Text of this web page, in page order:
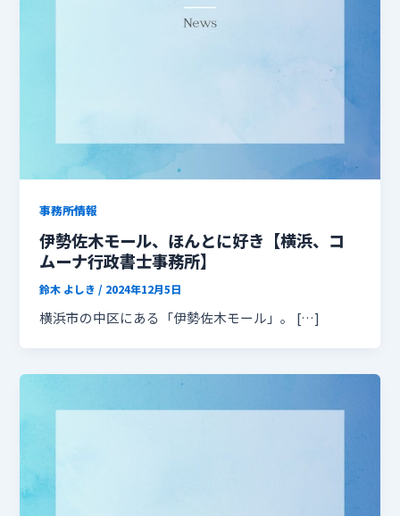
事務所情報
伊勢佐木モール、ほんとに好き【横浜、コ
ムーナ行政書士事務所】
鈴木 よしき / 2024年12月5日
横浜市の中区にある「伊勢佐木モール」。 […]